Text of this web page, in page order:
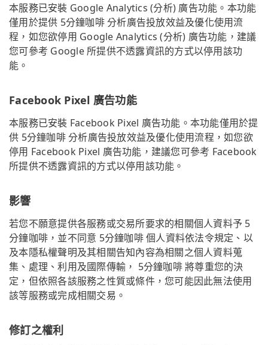
本服務已安裝 Google Analytics (分析) 廣告功能。本功能
僅用於提供 5分鐘咖啡 分析廣告投放效益及優化使用流
程，如您欲停用 Google Analytics (分析) 廣告功能，建議
您可參考 Google 所提供不透露資訊的方式以停用該功
能。
Facebook Pixel 廣告功能
本服務已安裝 Facebook Pixel 廣告功能。本功能僅用於提
供 5分鐘咖啡 分析廣告投放效益及優化使用流程，如您欲
停用 Facebook Pixel 廣告功能，建議您可參考 Facebook
所提供不透露資訊的方式以停用該功能。
影響
若您不願意提供各服務或交易所要求的相關個人資料予 5
分鐘咖啡，並不同意 5分鐘咖啡 個人資料依法令規定、以
及本隱私權聲明及其相關告知內容為相關之個人資料蒐
集、處理、利用及國際傳輸， 5分鐘咖啡 將尊重您的決
定，但依照各該服務之性質或條件，您可能因此無法使用
該等服務或完成相關交易。
修訂之權利